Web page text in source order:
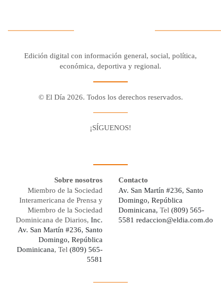
Edición digital con información general, social, política,
económica, deportiva y regional.
© El Día 2026. Todos los derechos reservados.
¡SÍGUENOS!
Sobre nosotros
Miembro de la Sociedad
Interamericana de Prensa y
Miembro de la Sociedad
Dominicana de Diarios, Inc.
Av. San Martín #236, Santo
Domingo, República
Dominicana, Tel (809) 565-
5581
Contacto
Av. San Martín #236, Santo
Domingo, República
Dominicana, Tel (809) 565-
5581 redaccion@eldia.com.do